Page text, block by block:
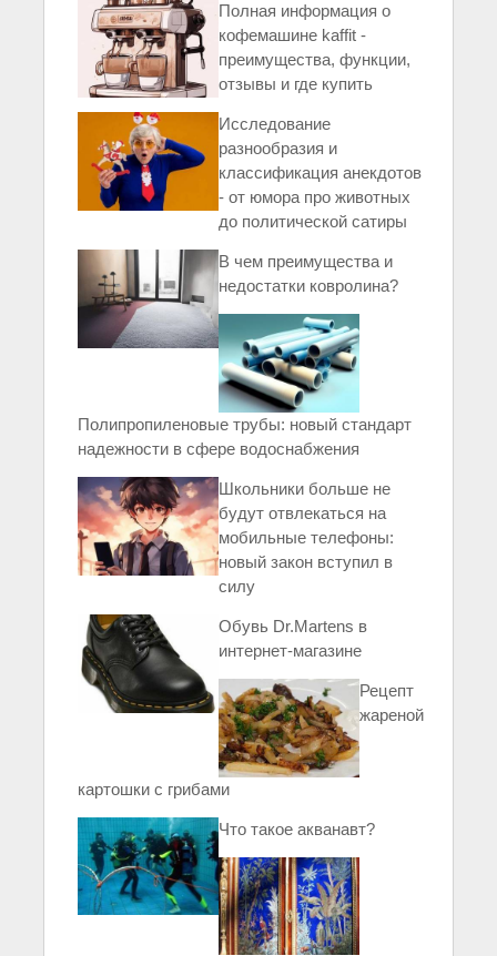
Полная информация о
кофемашине kaffit -
преимущества, функции,
отзывы и где купить
Исследование
разнообразия и
классификация анекдотов
- от юмора про животных
до политической сатиры
В чем преимущества и
недостатки ковролина?
Полипропиленовые трубы: новый стандарт
надежности в сфере водоснабжения
Школьники больше не
будут отвлекаться на
мобильные телефоны:
новый закон вступил в
силу
Обувь Dr.Martens в
интернет-магазине
Рецепт
жареной
картошки с грибами
Что такое акванавт?